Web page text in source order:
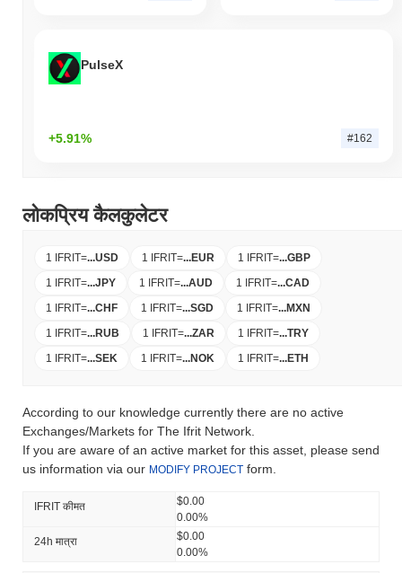
PulseX
+5.91% #162
लोकप्रिय कैलकुलेटर
1 IFRIT=...USD 1 IFRIT=...EUR 1 IFRIT=...GBP
1 IFRIT=...JPY 1 IFRIT=...AUD 1 IFRIT=...CAD
1 IFRIT=...CHF 1 IFRIT=...SGD 1 IFRIT=...MXN
1 IFRIT=...RUB 1 IFRIT=...ZAR 1 IFRIT=...TRY
1 IFRIT=...SEK 1 IFRIT=...NOK 1 IFRIT=...ETH
According to our knowledge currently there are no active
Exchanges/Markets for The Ifrit Network.
If you are aware of an active market for this asset, please send
us information via our MODIFY PROJECT form.
IFRIT कीमत
$0.00
0.00%
24h मात्रा
$0.00
0.00%